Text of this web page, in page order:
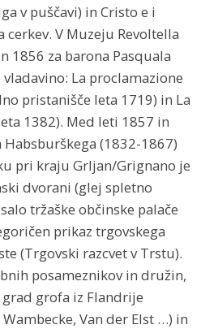
v puščavi) in Cristo e i
V Muzeju Revoltella
1856 za barona Pasquala
La proclamazione
pristanišče leta 1719) in La
1382). Med leti 1857 in
(1832-1867)
pri kraju Grljan/Grignano je
dvorani (glej spletno
tržaške občinske palače
prikaz trgovskega
(Trgovski razcvet v Trstu).
posameznikov in družin,
grad grofa iz Flandrije
Van der Elst …) in